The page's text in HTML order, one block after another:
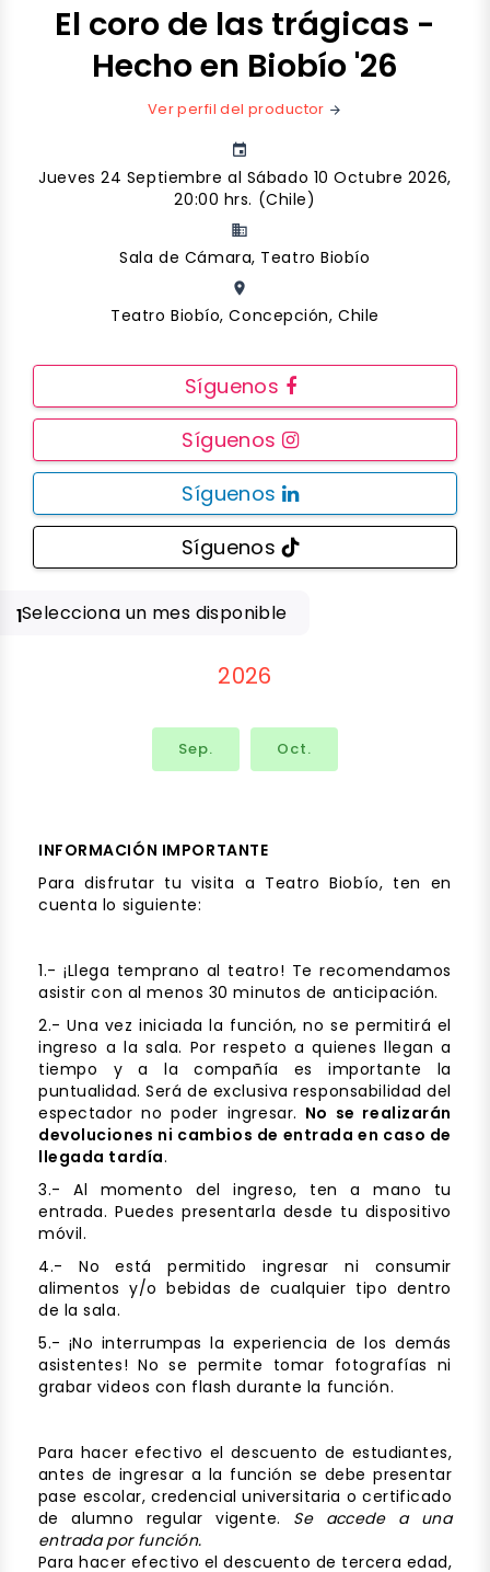
El coro de las trágicas -
Hecho en Biobío '26
Ver perfil del productor arrow_forward
event
Jueves 24 Septiembre al Sábado 10 Octubre 2026,
20:00 hrs. (Chile)
business
Sala de Cámara, Teatro Biobío
place
Teatro Biobío, Concepción, Chile
Síguenos
Síguenos
Síguenos
Síguenos
Selecciona un mes disponible
1
2026
Sep. Oct.
INFORMACIÓN IMPORTANTE
Para disfrutar tu visita a Teatro Biobío, ten en
cuenta lo siguiente:
1.- ¡Llega temprano al teatro! Te recomendamos
asistir con al menos 30 minutos de anticipación.
2.- Una vez iniciada la función, no se permitirá el
ingreso a la sala. Por respeto a quienes llegan a
tiempo y a la compañía es importante la
puntualidad. Será de exclusiva responsabilidad del
espectador no poder ingresar. No se realizarán
devoluciones ni cambios de entrada en caso de
llegada tardía.
3.- Al momento del ingreso, ten a mano tu
entrada. Puedes presentarla desde tu dispositivo
móvil.
4.- No está permitido ingresar ni consumir
alimentos y/o bebidas de cualquier tipo dentro
de la sala.
5.- ¡No interrumpas la experiencia de los demás
asistentes! No se permite tomar fotografías ni
grabar videos con flash durante la función.
Para hacer efectivo el descuento de estudiantes,
antes de ingresar a la función se debe presentar
pase escolar, credencial universitaria o certificado
de alumno regular vigente. Se accede a una
entrada por función.
Para hacer efectivo el descuento de tercera edad,